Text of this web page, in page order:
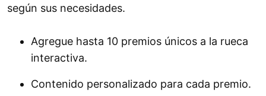
según sus necesidades.
Agregue hasta 10 premios únicos a la rueca
interactiva.
Contenido personalizado para cada premio.